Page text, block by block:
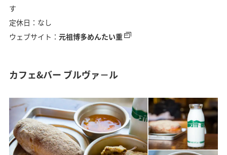
す
定休日：なし
ウェブサイト： 元祖博多めんたい重
カフェ&バー ブルヴァ－ル